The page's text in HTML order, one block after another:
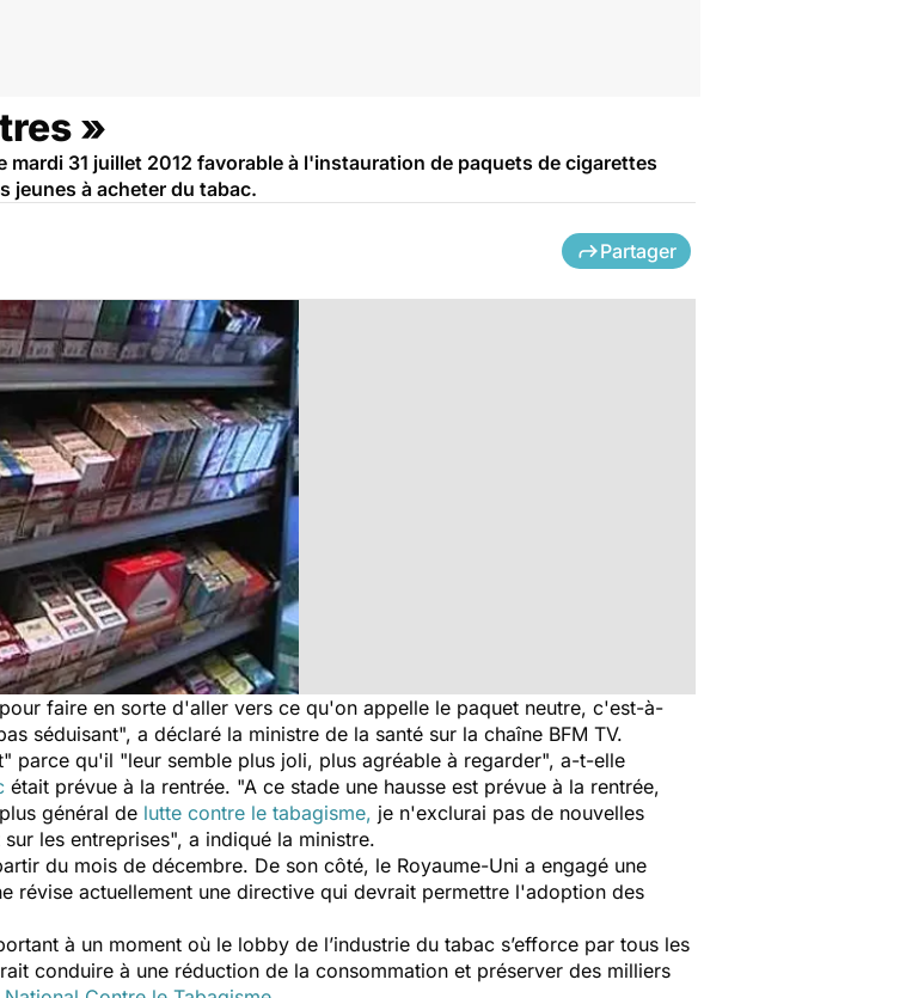
»
mardi 31 juillet 2012 favorable à l'instauration de paquets de cigarettes
jeunes à acheter du tabac.
Partager
faire en sorte d'aller vers ce qu'on appelle le paquet neutre, c'est-à-
séduisant", a déclaré la ministre de la santé sur la chaîne BFM TV.
parce qu'il "leur semble plus joli, plus agréable à regarder", a-t-elle
était prévue à la rentrée. "A ce stade une hausse est prévue à la rentrée,
général de lutte contre le tabagisme, je n'exclurai pas de nouvelles
les entreprises", a indiqué la ministre.
du mois de décembre. De son côté, le Royaume-Uni a engagé une
révise actuellement une directive qui devrait permettre l'adoption des
à un moment où le lobby de l’industrie du tabac s’efforce par tous les
conduire à une réduction de la consommation et préserver des milliers